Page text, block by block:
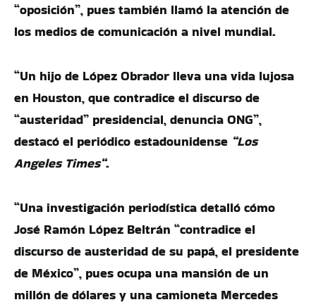
“oposición”, pues también llamó la atención de
los medios de comunicación a nivel mundial.
“Un hijo de López Obrador lleva una vida lujosa
en Houston, que contradice el discurso de
“austeridad” presidencial, denuncia ONG”,
destacó el periódico estadounidense “Los
Angeles Times“.
“Una investigación periodística detalló cómo
José Ramón López Beltrán “contradice el
discurso de austeridad de su papá, el presidente
de México”, pues ocupa una mansión de un
millón de dólares y una camioneta Mercedes